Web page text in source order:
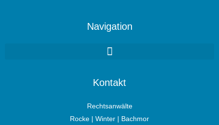
Navigation
Kontakt
Rechtsanwälte
Rocke | Winter | Bachmor